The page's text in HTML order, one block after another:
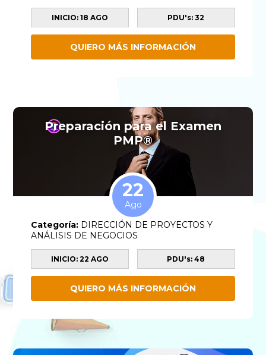
INICIO: 18 AGO PDU's: 32
QUIERO MÁS INFORMACIÓN
22
Ago
Preparación para el Examen
PMP®
Categoría: DIRECCIÓN DE PROYECTOS Y
ANÁLISIS DE NEGOCIOS
INICIO: 22 AGO PDU's: 48
QUIERO MÁS INFORMACIÓN